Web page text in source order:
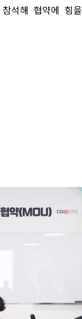
석해 협약에 힘을